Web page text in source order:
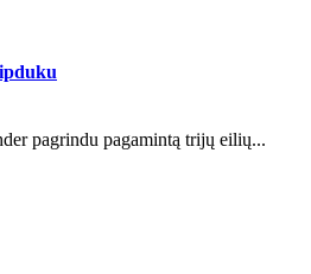
pagrindu pagamintą trijų eilių...